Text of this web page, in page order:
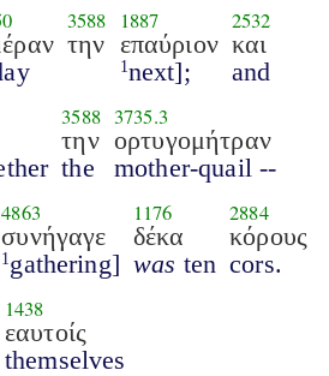
3588
την
1887
επαύριον
1 next];
2532
και
and
3588
την
the
3735.3
ορτυγομήτραν
mother-quail --
4863
συνήγαγε
1 gathering]
1176
δέκα
was ten
2884
κόρους
cors.
1438
εαυτοίς
themselves